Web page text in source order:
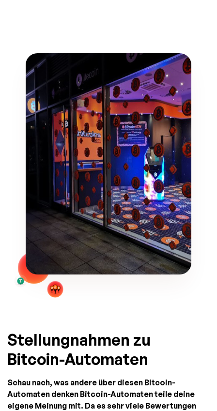
Stellungnahmen zu
Bitcoin-Automaten
Schau nach, was andere über diesen Bitcoin-
Automaten denken Bitcoin-Automaten teile deine
eigene Meinung mit. Da es sehr viele Bewertungen